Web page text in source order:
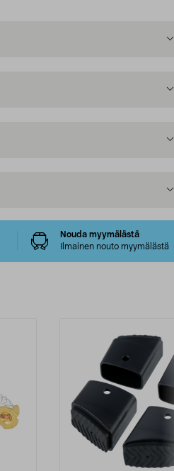
Nouda myymälästä
Ilmainen nouto myymälästä